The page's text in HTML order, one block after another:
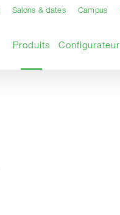
Salons & dates Campus
ProduitsPage actuelle
Configurateur